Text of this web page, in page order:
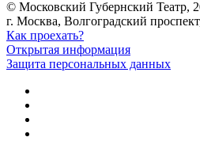
© Московский Губернский Театр,
г. Москва, Волгоградский
Как проехать?
Открытая информация
Защита персональных данных